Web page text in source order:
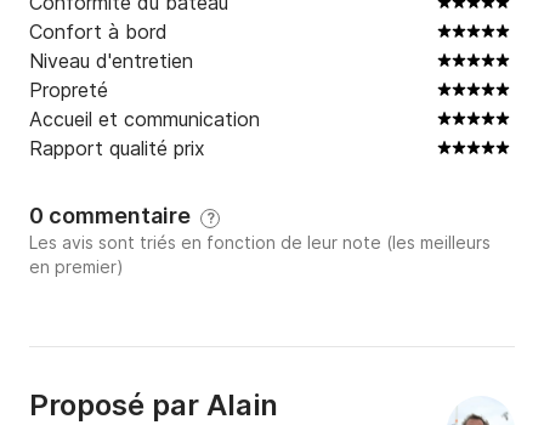
vous donner toutes les informations que vous
voudrez sur le bateau et les possibilités de navigation
dans les environs.
Confort à bord
Niveau d'entretien
Propreté
Accueil et communication
Rapport qualité prix
0 commentaire ?
Les avis sont triés en fonction de leur note (les meilleurs
en premier)
Proposé par Alain